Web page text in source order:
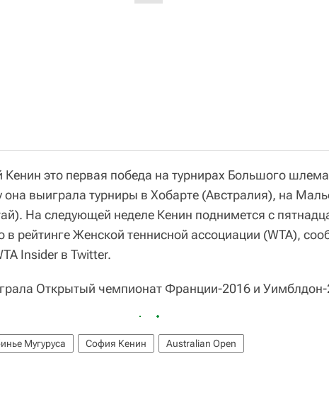
Кенин это первая победа на турнирах Большого
выиграла турниры в Хобарте (Австралия), на
На следующей неделе Кенин поднимется c
в рейтинге Женской теннисной ассоциации (WTA),
Insider в Twitter.
Открытый чемпионат Франции-2016 и
Мугуруса София Кенин Australian Open